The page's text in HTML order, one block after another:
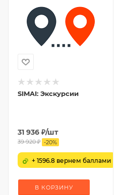
SIMAI: Экскурсии
31 936 ₽/шт
39 920₽ -20%
+ 1596.8 вернем баллами
В КОРЗИНУ